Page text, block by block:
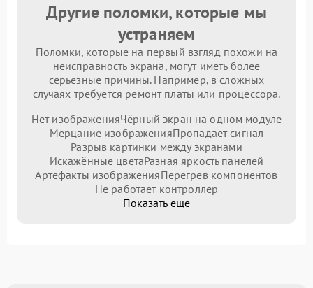
Другие поломки, которые мы
устраняем
Поломки, которые на первый взгляд похожи на
неисправность экрана, могут иметь более
серьезные причины. Например, в сложных
случаях требуется ремонт платы или процессора.
Нет изображенияЧёрный экран на одном модуле
Мерцание изображенияПропадает сигнал
Разрыв картинки между экранами
Искажённые цветаРазная яркость панелей
Артефакты изображенияПерегрев компонентов
Не работает контроллер
Показать еще